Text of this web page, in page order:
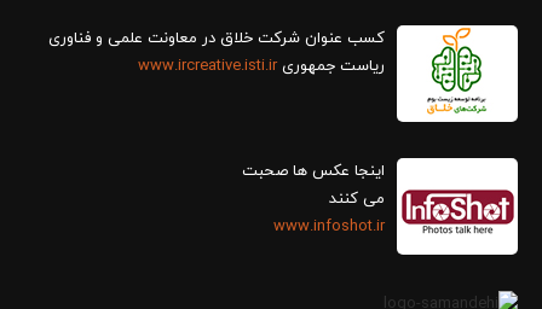
کسب عنوان شرکت خلاق در معاونت علمی و فناوری
ریاست جمهوریwww.ircreative.isti.ir
اینجا عکس ها صحبت
می کنند
www.infoshot.ir